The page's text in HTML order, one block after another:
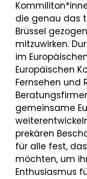
die genau das
Brüssel
mitzuwirken.
im
Europäischen
Fernsehen und
gemeinsame
prekären
für alle fest,
möchten, um
Enthusiasmus